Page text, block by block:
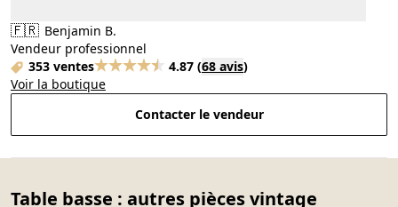
🇫🇷 Benjamin B.
Vendeur professionnel
353 ventes
4.87 (68 avis)
Voir la boutique
Contacter le vendeur
Table basse : autres pièces vintage